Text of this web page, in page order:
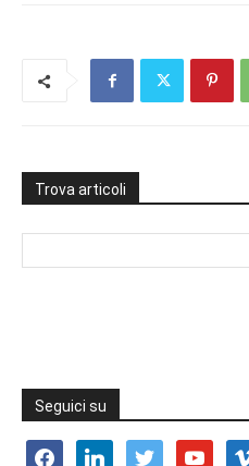
Trova articoli
Seguici su
facebooklinkedin twitter youtube